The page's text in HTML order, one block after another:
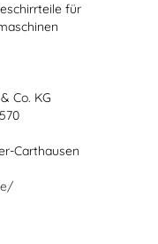
für
Co. KG
Carthausen